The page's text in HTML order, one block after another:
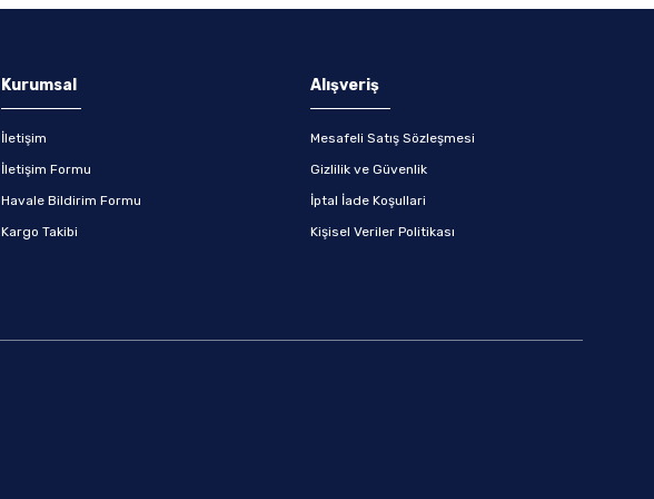
Kurumsal
İletişim
İletişim Formu
Havale Bildirim Formu
Kargo Takibi
Alışveriş
Mesafeli Satış Sözleşmesi
Gizlilik ve Güvenlik
İptal İade Koşullari
Kişisel Veriler Politikası